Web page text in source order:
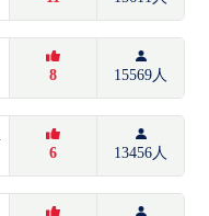
8 15569人
6 13456人